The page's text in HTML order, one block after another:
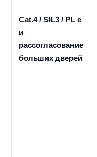
Cat.4 / SIL3 / PL e
и
рассогласование
больших дверей